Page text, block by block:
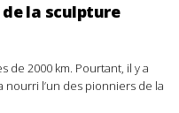
la sculpture
de 2000 km. Pourtant, il y a
l’un des pionniers de la